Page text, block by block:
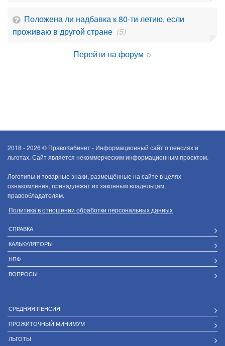
Положена ли надбавка к 80-ти летию, если
проживаю в другой стране (5)
Перейти на форум
2018 - 2026 © ПравоКабинет - Информационный сайт о пенсиях и
льготах. Сайт является некоммерческим информационным проектом.
Логотипы и товарные знаки, размещённые на сайте в целях
ознакомления, принадлежат их законным владельцам,
правообладателям.
Политика в отношении обработки персональных данных
СПРАВКА
КАЛЬКУЛЯТОРЫ
НПФ
ВОПРОСЫ
СРЕДНЯЯ ПЕНСИЯ
ПРОЖИТОЧНЫЙ МИНИМУМ
ЛЬГОТЫ